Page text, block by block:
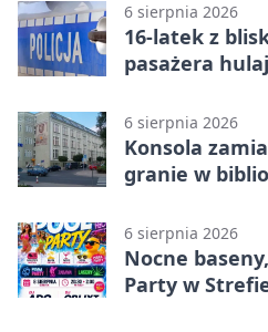
6 sierpnia 2026
16-latek z
pasażera
6 sierpnia 2026
Konsola
granie w
6 sierpnia 2026
Nocne
Party w